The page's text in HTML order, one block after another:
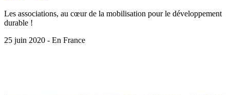
Les associations, au cœur de la mobilisation pour le développement
durable !
25 juin 2020 - En France